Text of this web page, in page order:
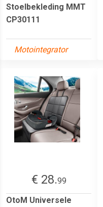
Stoelbekleding MMT
CP30111
Motointegrator
€ 28.99
OtoM Universele